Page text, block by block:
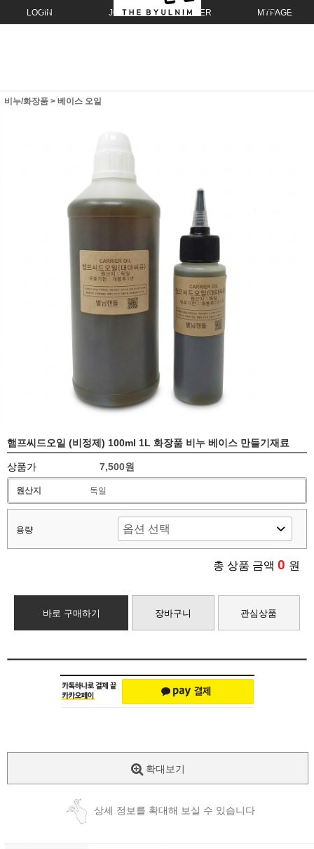
LOGIN JOIN ORDER MYPAGE
비누/화장품 > 베이스 오일
햄프씨드오일 (비정제) 100ml 1L 화장품 비누 베이스 만들기재료
상품가 7,500원
원산지 독일
용량
총 상품 금액 0 원
바로 구매하기 장바구니 관심상품
확대보기
상세 정보를 확대해 보실 수 있습니다